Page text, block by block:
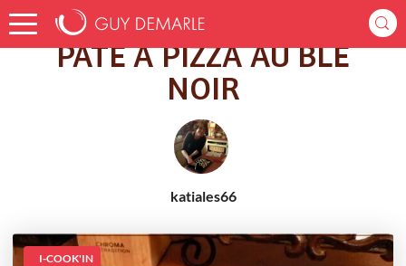
Accueil Recettes PATE A PIZZA AU BLE NOIR
PATE A PIZZA AU BLE
NOIR
katiales66
I-COOK'IN